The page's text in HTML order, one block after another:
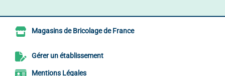
Magasins de Bricolage de France
Gérer un établissement
Mentions Légales